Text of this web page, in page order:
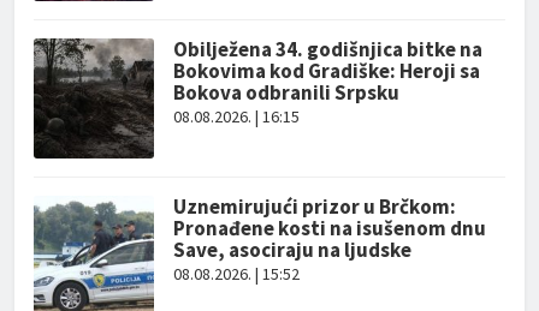
Obilježena 34. godišnjica bitke na
Bokovima kod Gradiške: Heroji sa
Bokova odbranili Srpsku
08.08.2026. | 16:15
Uznemirujući prizor u Brčkom:
Pronađene kosti na isušenom dnu
Save, asociraju na ljudske
08.08.2026. | 15:52